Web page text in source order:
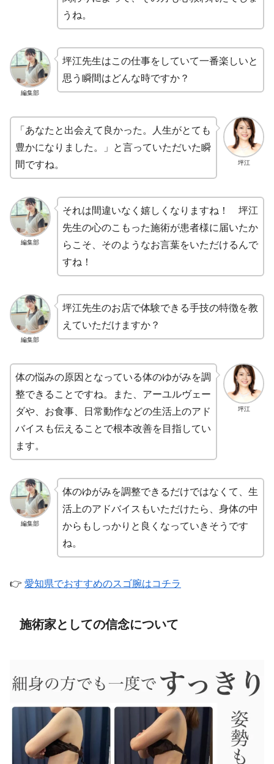
うね。
編集部
坪江先生はこの仕事をしていて一番楽しいと
思う瞬間はどんな時ですか？
坪江
「あなたと出会えて良かった。人生がとても
豊かになりました。」と言っていただいた瞬
間ですね。
編集部
それは間違いなく嬉しくなりますね！ 坪江
先生の心のこもった施術が患者様に届いたか
らこそ、そのようなお言葉をいただけるんで
すね！
編集部
坪江先生のお店で体験できる手技の特徴を教
えていただけますか？
坪江
体の悩みの原因となっている体のゆがみを調
整できることですね。また、アーユルヴェー
ダや、お食事、日常動作などの生活上のアド
バイスも伝えることで根本改善を目指してい
ます。
編集部
体のゆがみを調整できるだけではなくて、生
活上のアドバイスもいただけたら、身体の中
からもしっかりと良くなっていきそうです
ね。
👉 愛知県でおすすめのスゴ腕はコチラ
施術家としての信念について